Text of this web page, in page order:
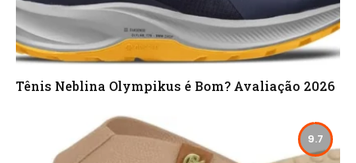
Tênis Neblina Olympikus é Bom? Avaliação 2026
9.7